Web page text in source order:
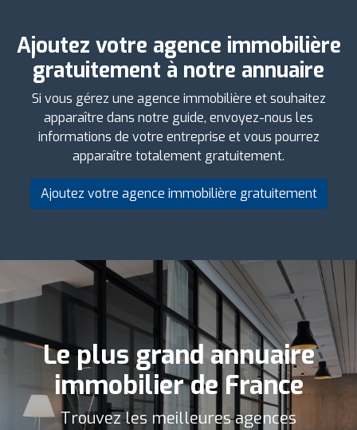
Ajoutez votre agence immobilière
gratuitement à notre annuaire
Si vous gérez une agence immobilière et souhaitez
apparaître dans notre guide, envoyez-nous les
informations de votre entreprise et vous pourrez
apparaître totalement gratuitement.
Ajoutez votre agence immobilière gratuitement
Le plus grand annuaire
immobilier de France
Trouvez les meilleures agences